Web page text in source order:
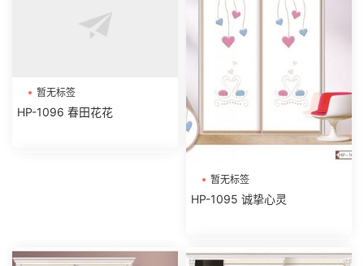
暂无标签
HP-1096 春田花花
暂无标签
HP-1095 诚挚心灵